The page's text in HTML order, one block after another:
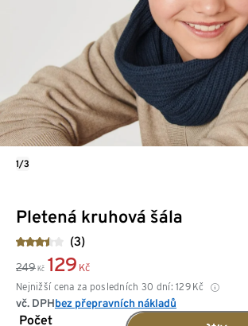
Pletená kruhová šála
(3)
249 Kč 129 Kč
Nejnižší cena za posledních 30 dní: 129 Kč
vč. DPHbez přepravních nákladů
Počet
1/3